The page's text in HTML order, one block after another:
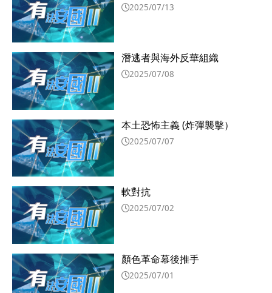
2025/07/13
潛逃者與海外反華組織
2025/07/08
本土恐怖主義 (炸彈襲擊）
2025/07/07
軟對抗
2025/07/02
顏色革命幕後推手
2025/07/01